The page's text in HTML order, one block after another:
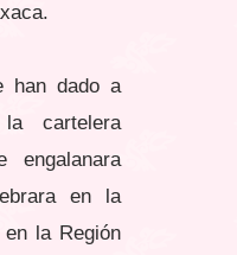
han dado a
cartelera
engalanara
en la
la Región